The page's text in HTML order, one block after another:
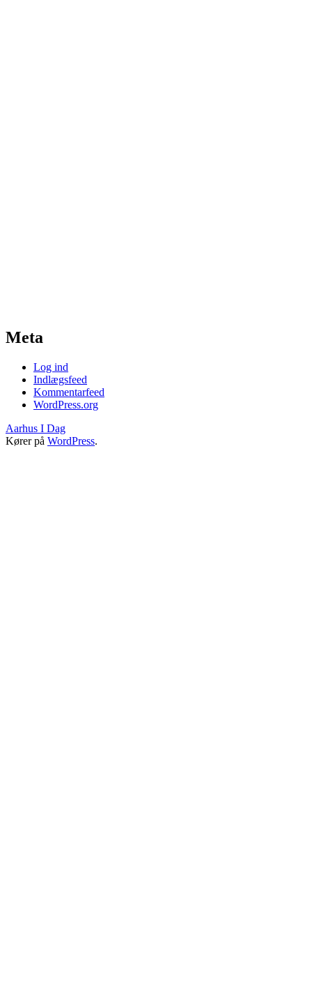
Meta
Log ind
Indlægsfeed
Kommentarfeed
WordPress.org
Aarhus I Dag
Kører på WordPress.